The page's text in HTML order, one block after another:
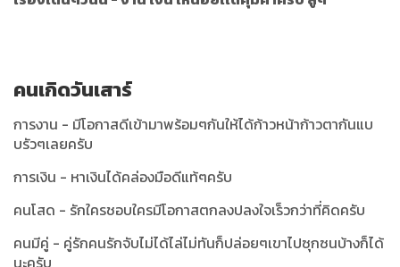
คนเกิดวันเสาร์
การงาน - มีโอกาสดีเข้ามาพร้อมๆกันให้ได้ก้าวหน้าก้าวตากันแบ
บรัวๆเลยครับ
การเงิน - หาเงินได้คล่องมือดีแท้ๆครับ
คนโสด - รักใครชอบใครมีโอกาสตกลงปลงใจเร็วกว่าที่คิดครับ
คนมีคู่ - คู่รักคนรักจับไม่ได้ไล่ไม่ทันก็ปล่อยๆเขาไปซุกซนบ้างก็ได้